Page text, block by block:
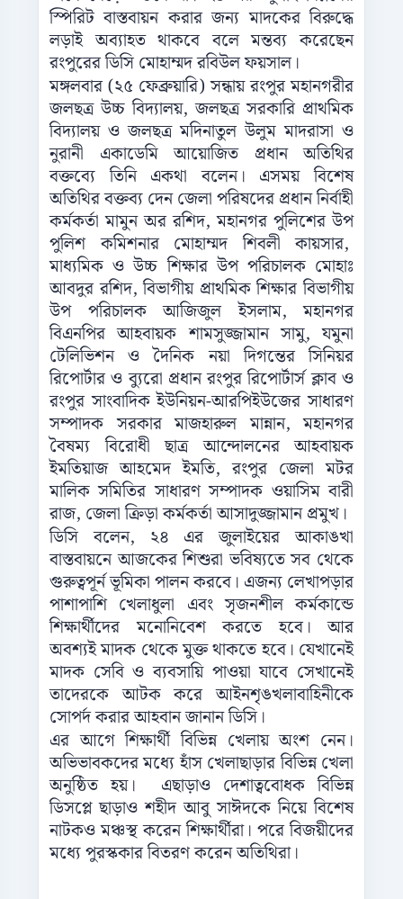
স্পিরিট বাস্তবায়ন করার জন্য মাদকের বিরুদ্ধে
লড়াই অব্যাহত থাকবে বলে মন্তব্য করেছেন
রংপুরের ডিসি মোহাম্মদ রবিউল ফয়সাল।
মঙ্গলবার (২৫ ফেব্রুয়ারি) সন্ধায় রংপুর মহানগরীর
জলছত্র উচ্চ বিদ্যালয়, জলছত্র সরকারি প্রাথমিক
বিদ্যালয় ও জলছত্র মদিনাতুল উলুম মাদরাসা ও
নুরানী একাডেমি আয়োজিত প্রধান অতিথির
বক্তব্যে তিনি একথা বলেন। এসময় বিশেষ
অতিথির বক্তব্য দেন জেলা পরিষদের প্রধান নির্বাহী
কর্মকর্তা মামুন অর রশিদ, মহানগর পুলিশের উপ
পুলিশ কমিশনার মোহাম্মদ শিবলী কায়সার,
মাধ্যমিক ও উচ্চ শিক্ষার উপ পরিচালক মোহাঃ
আবদুর রশিদ, বিভাগীয় প্রাথমিক শিক্ষার বিভাগীয়
উপ পরিচালক আজিজুল ইসলাম, মহানগর
বিএনপির আহবায়ক শামসুজ্জামান সামু, যমুনা
টেলিভিশন ও দৈনিক নয়া দিগন্তের সিনিয়র
রিপোর্টার ও ব্যুরো প্রধান রংপুর রিপোর্টার্স ক্লাব ও
রংপুর সাংবাদিক ইউনিয়ন-আরপিইউজের সাধারণ
সম্পাদক সরকার মাজহারুল মান্নান, মহানগর
বৈষম্য বিরোধী ছাত্র আন্দোলনের আহবায়ক
ইমতিয়াজ আহমেদ ইমতি, রংপুর জেলা মটর
মালিক সমিতির সাধারণ সম্পাদক ওয়াসিম বারী
রাজ, জেলা ক্রিড়া কর্মকর্তা আসাদুজ্জামান প্রমুখ।
ডিসি বলেন, ২৪ এর জুলাইয়ের আকাঙখা
বাস্তবায়নে আজকের শিশুরা ভবিষ্যতে সব থেকে
গুরুত্বপূর্ন ভূমিকা পালন করবে। এজন্য লেখাপড়ার
পাশাপাশি খেলাধুলা এবং সৃজনশীল কর্মকান্ডে
শিক্ষার্থীদের মনোনিবেশ করতে হবে। আর
অবশ্যই মাদক থেকে মুক্ত থাকতে হবে। যেখানেই
মাদক সেবি ও ব্যবসায়ি পাওয়া যাবে সেখানেই
তাদেরকে আটক করে আইনশৃঙখলাবাহিনীকে
সোপর্দ করার আহবান জানান ডিসি।
এর আগে শিক্ষার্থী বিভিন্ন খেলায় অংশ নেন।
অভিভাবকদের মধ্যে হাঁস খেলাছাড়ার বিভিন্ন খেলা
অনুষ্ঠিত হয়। এছাড়াও দেশাত্ববোধক বিভিন্ন
ডিসপ্লে ছাড়াও শহীদ আবু সাঈদকে নিয়ে বিশেষ
নাটকও মঞ্চস্থ করেন শিক্ষার্থীরা। পরে বিজয়ীদের
মধ্যে পুরস্ককার বিতরণ করেন অতিথিরা।